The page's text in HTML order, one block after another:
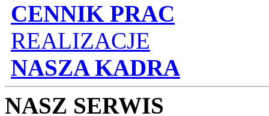
CENNIK PRAC
REALIZACJE
NASZA KADRA
NASZ SERWIS